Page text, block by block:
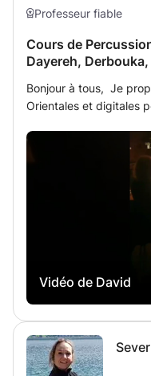
concours, examens, à
Professeur fiable
Cours de
Dayereh,
Bonjour à tous, Je
Orientales et digitales
d’Iran, du Dayereh, de
cadre type frame
dans votre
que j’ai reçu par mes
20 dernières années.
Vidéo de David